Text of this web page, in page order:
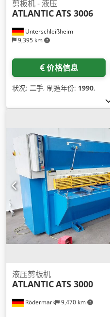
Unterschleißheim
9,395 km
剪板机 - 液压
ATLANTICATS 3006
价格信息
状况: 二手, 制造年份: 1990,
Rödermark 9,470 km
液压剪板机
ATLANTICATS 3000